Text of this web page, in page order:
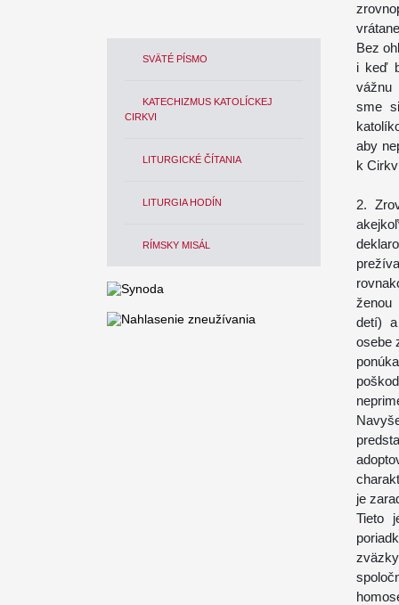
SVÄTÉ PÍSMO
KATECHIZMUS KATOLÍCKEJ
CIRKVI
LITURGICKÉ ČÍTANIA
LITURGIA HODÍN
RÍMSKY MISÁL
Bez
i keď
vážnu
sme
aby
k
2.
ženou
detí)
osebe
je
Tieto